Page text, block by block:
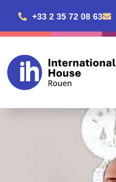
+33 2 35 72 08 63